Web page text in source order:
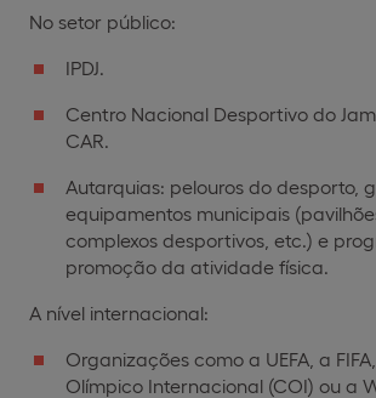
No setor público:
IPDJ.
Centro Nacional Desportivo do
CAR.
Autarquias: pelouros do desporto,
equipamentos municipais
complexos desportivos, etc.) e
promoção da atividade física.
A nível internacional:
Organizações como a UEFA, a
Olímpico Internacional (COI) ou a